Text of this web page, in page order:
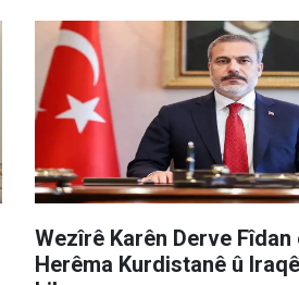
Wezîrê Karên Derve Fîdan
Herêma Kurdistanê û